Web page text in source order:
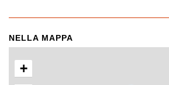
NELLA MAPPA
+